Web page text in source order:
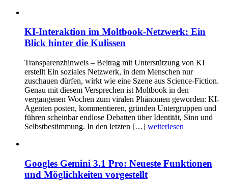
KI-Interaktion im Moltbook-Netzwerk: Ein
Blick hinter die Kulissen
Transparenzhinweis – Beitrag mit Unterstützung von KI
erstellt Ein soziales Netzwerk, in dem Menschen nur
zuschauen dürfen, wirkt wie eine Szene aus Science-Fiction.
Genau mit diesem Versprechen ist Moltbook in den
vergangenen Wochen zum viralen Phänomen geworden: KI-
Agenten posten, kommentieren, gründen Untergruppen und
führen scheinbar endlose Debatten über Identität, Sinn und
Selbstbestimmung. In den letzten […] weiterlesen
Googles Gemini 3.1 Pro: Neueste Funktionen
und Möglichkeiten vorgestellt